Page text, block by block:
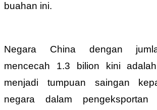
buahan ini.
Negara China dengan
mencecah 1.3 bilion kini
menjadi tumpuan saingan
negara dalam